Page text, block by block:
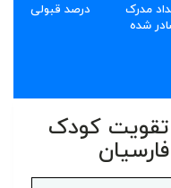
مدرک
شده
درصد قبولی
تقویت کودک